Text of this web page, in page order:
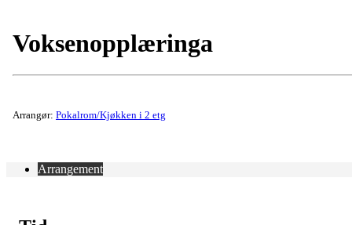
Voksenopplæringa
Arrangør: Pokalrom/Kjøkken i 2 etg
Arrangement